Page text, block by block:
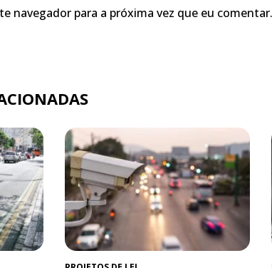
navegador para a próxima vez que eu comentar.